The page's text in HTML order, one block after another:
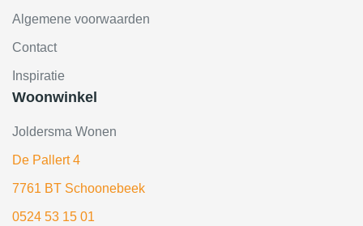
Algemene voorwaarden
Contact
Inspiratie
Woonwinkel
Joldersma Wonen
De Pallert 4
7761 BT Schoonebeek
0524 53 15 01